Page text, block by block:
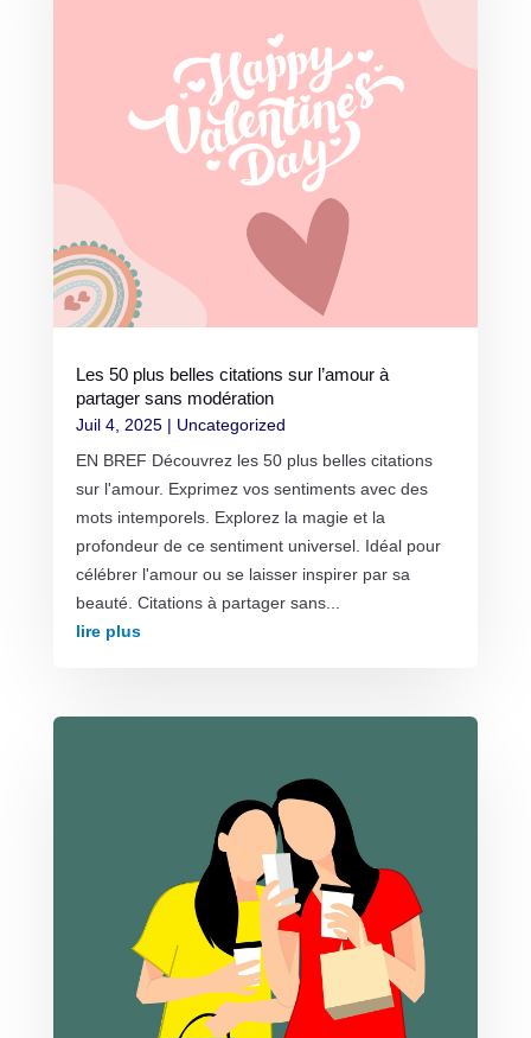
Les 50 plus belles citations sur l’amour à
partager sans modération
Juil 4, 2025| Uncategorized
EN BREF Découvrez les 50 plus belles citations
sur l'amour. Exprimez vos sentiments avec des
mots intemporels. Explorez la magie et la
profondeur de ce sentiment universel. Idéal pour
célébrer l'amour ou se laisser inspirer par sa
beauté. Citations à partager sans...
lire plus